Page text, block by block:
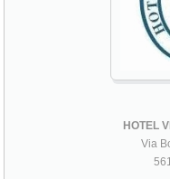
HOTEL
Via